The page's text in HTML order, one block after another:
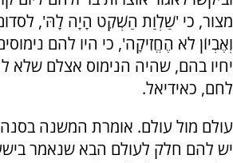
מצור, כי 'שַׁלְוַת הַשְׁקֵט הָיָה לָהּ',
וְאֶבְיוֹן לֹא הֶחֱזִיקָה', כי היו להם
יחיו בהם, שהיה הנימוס אצלם שלא
לחם, כאידיאל.
עולם מול עולם. אומרת המשנה
יש להם חלק לעולם הבא שנאמר